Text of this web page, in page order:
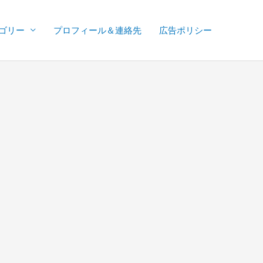
リー プロフィール＆連絡先 広告ポリシー